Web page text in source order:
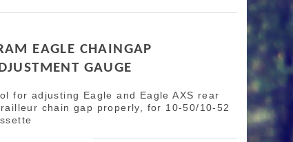
EAGLE CHAINGAP
GAUGE
for adjusting Eagle and Eagle AXS rear
chain gap properly, for 10-50/10-52